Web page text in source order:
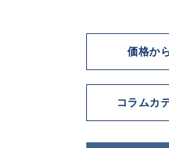
価格か
コラムカ